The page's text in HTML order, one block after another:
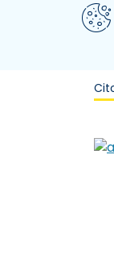
Aller au contenu
Nous utilisons